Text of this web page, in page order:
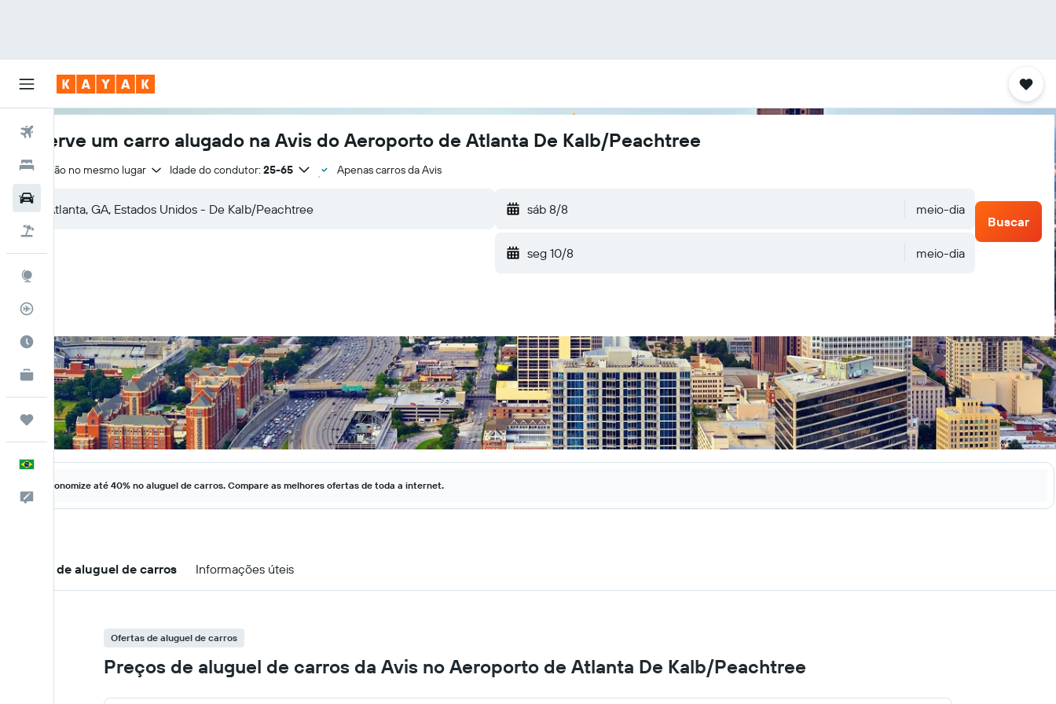
Hotéis
Quando ir
KAYAK for Business
NOVO
Trips
Português
Reserve um carro alugado na Avis do Aeroporto de Atlanta De Kalb/Peachtree
Devolução no mesmo lugar Idade do condutor: 25-65 Apenas carros da Avis
sáb 8/8 meio-dia
seg 10/8 meio-dia
Buscar
Economize até 40% no aluguel de carros. Compare as melhores ofertas de toda a internet.
Ofertas de aluguel de carros Informações úteis
Ofertas de aluguel de carros
Preços de aluguel de carros da Avis no Aeroporto de Atlanta De Kalb/Peachtree